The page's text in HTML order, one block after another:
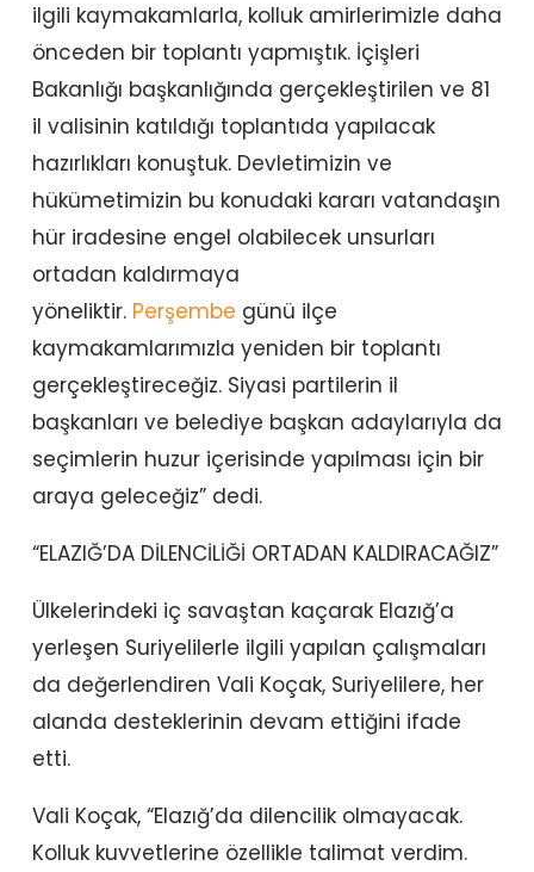
ilgili kaymakamlarla, kolluk amirlerimizle daha
önceden bir toplantı yapmıştık. İçişleri
Bakanlığı başkanlığında gerçekleştirilen ve 81
il valisinin katıldığı toplantıda yapılacak
hazırlıkları konuştuk. Devletimizin ve
hükümetimizin bu konudaki kararı vatandaşın
hür iradesine engel olabilecek unsurları
ortadan kaldırmaya
yöneliktir. Perşembe günü ilçe
kaymakamlarımızla yeniden bir toplantı
gerçekleştireceğiz. Siyasi partilerin il
başkanları ve belediye başkan adaylarıyla da
seçimlerin huzur içerisinde yapılması için bir
araya geleceğiz” dedi.
“ELAZIĞ’DA DİLENCİLİĞİ ORTADAN KALDIRACAĞIZ”
Ülkelerindeki iç savaştan kaçarak Elazığ’a
yerleşen Suriyelilerle ilgili yapılan çalışmaları
da değerlendiren Vali Koçak, Suriyelilere, her
alanda desteklerinin devam ettiğini ifade
etti.
Vali Koçak, “Elazığ’da dilencilik olmayacak.
Kolluk kuvvetlerine özellikle talimat verdim.